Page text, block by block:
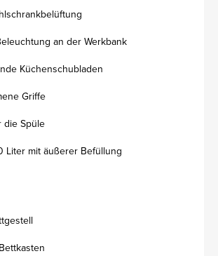
an der Werkbank
Küchenschubladen
Griffe
die Spüle
Liter mit äußerer Befüllung